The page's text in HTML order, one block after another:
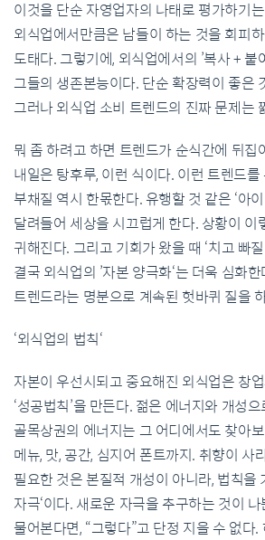
이것을 단순 자영업자의 나태로 평가하기
외식업에서만큼은 남들이 하는 것을 회피
도태다. 그렇기에, 외식업에서의 ’복사 + 붙
그들의 생존본능이다. 단순 확장력이 좋은
그러나 외식업 소비 트렌드의 진짜 문제는
뭐 좀 하려고 하면 트렌드가 순식간에 뒤집
내일은 탕후루, 이런 식이다. 이런 트렌드를
부채질 역시 한몫한다. 유행할 것 같은 ‘아
달려들어 세상을 시끄럽게 한다. 상황이 이
귀해진다. 그리고 기회가 왔을 때 ‘치고 빠
결국 외식업의 ’자본 양극화‘는 더욱 심화
트렌드라는 명분으로 계속된 헛바퀴 질을
‘외식업의 법칙‘
자본이 우선시되고 중요해진 외식업은 창
‘성공법칙’을 만든다. 젊은 에너지와 개성
골목상권의 에너지는 그 어디에서도 찾아
메뉴, 맛, 공간, 심지어 폰트까지. 취향이 사
필요한 것은 본질적 개성이 아니라, 법칙을
자극‘이다. 새로운 자극을 추구하는 것이
물어본다면, “그렇다”고 단정 지을 수 없다.